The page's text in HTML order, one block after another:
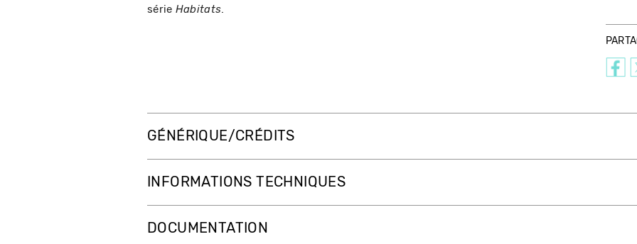
série Habitats.
GÉNÉRIQUE/CRÉDITS
INFORMATIONS TECHNIQUES
DOCUMENTATION